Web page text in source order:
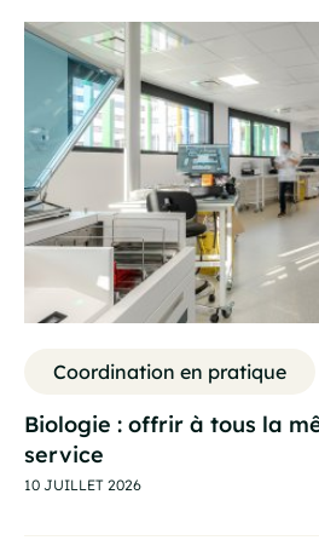
Coordination en pratique
Biologie : offrir à tous la
service
10 JUILLET 2026